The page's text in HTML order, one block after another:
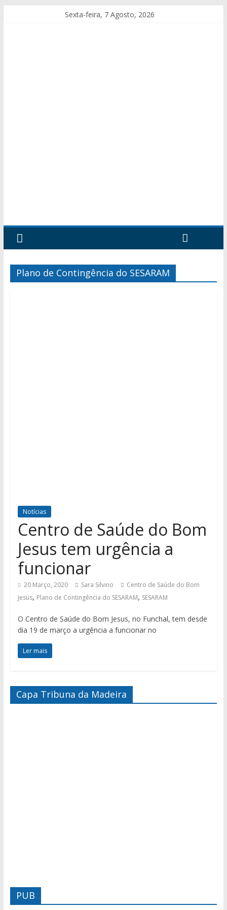
Sexta-feira, 7 Agosto, 2026
Plano de Contingência do SESARAM
Notícias
Centro de Saúde do Bom
Jesus tem urgência a
funcionar
20 Março, 2020 Sara Silvino
Centro de Saúde do Bom
Jesus, Plano de Contingência do SESARAM, SESARAM
O Centro de Saúde do Bom Jesus, no Funchal, tem desde
dia 19 de março a urgência a funcionar no
Ler mais
Capa Tribuna da Madeira
PUB